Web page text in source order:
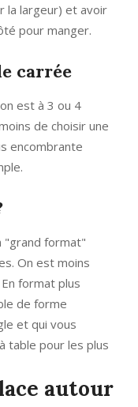
la largeur) et avoir
pour manger.
carrée
est à 3 ou 4
de choisir une
encombrante
"grand format"
On est moins
format plus
de forme
et qui vous
table pour les plus
autour